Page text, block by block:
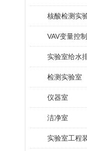
核酸检测实
VAV变量控
实验室给水
检测实验室
仪器室
洁净室
实验室工程